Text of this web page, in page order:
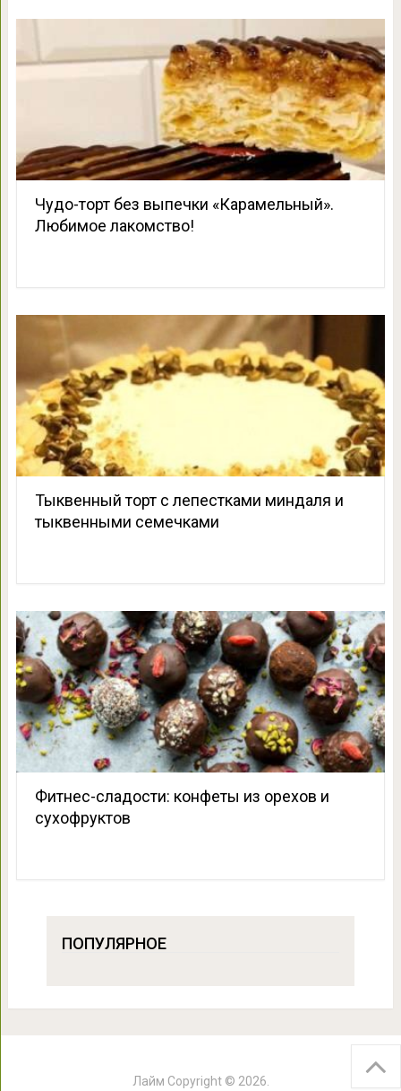
Чудо-торт без выпечки «Карамельный».
Любимое лакомство!
Тыквенный торт с лепестками миндаля и
тыквенными семечками
Фитнес-сладости: конфеты из орехов и
сухофруктов
ПОПУЛЯРНОЕ
Лайм Copyright © 2026.